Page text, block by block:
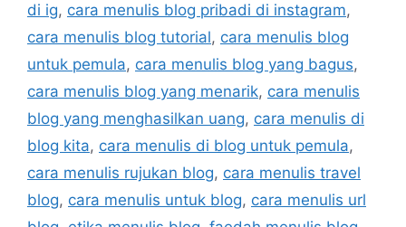
di ig, cara menulis blog pribadi di instagram,
cara menulis blog tutorial, cara menulis blog
untuk pemula, cara menulis blog yang bagus,
cara menulis blog yang menarik, cara menulis
blog yang menghasilkan uang, cara menulis di
blog kita, cara menulis di blog untuk pemula,
cara menulis rujukan blog, cara menulis travel
blog, cara menulis untuk blog, cara menulis url